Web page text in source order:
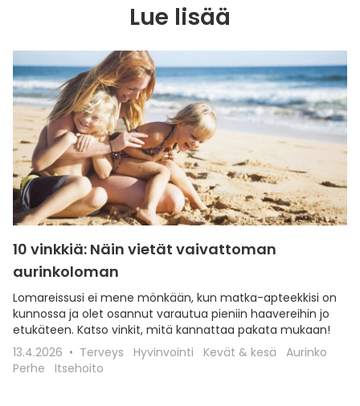
Lue lisää
10 vinkkiä: Näin vietät vaivattoman
aurinkoloman
Lomareissusi ei mene mönkään, kun matka-apteekkisi on
kunnossa ja olet osannut varautua pieniin haavereihin jo
etukäteen. Katso vinkit, mitä kannattaa pakata mukaan!
13.4.2026
Terveys Hyvinvointi Kevät & kesä
Aurinko
Perhe
Itsehoito